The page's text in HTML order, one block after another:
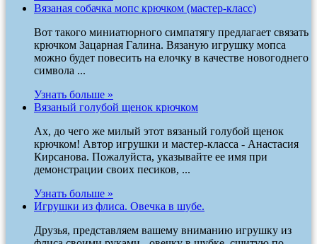
Вязаная собачка мопс крючком (мастер-класс)
Вот такого миниатюрного симпатягу предлагает связать
крючком Зацарная Галина. Вязаную игрушку мопса
можно будет повесить на елочку в качестве новогоднего
символа ...
Узнать больше »
Вязаный голубой щенок крючком
Ах, до чего же милый этот вязаный голубой щенок
крючком! Автор игрушки и мастер-класса - Анастасия
Кирсанова. Пожалуйста, указывайте ее имя при
демонстрации своих песиков, ...
Узнать больше »
Игрушки из флиса. Овечка в шубе.
Друзья, представляем вашему вниманию игрушку из